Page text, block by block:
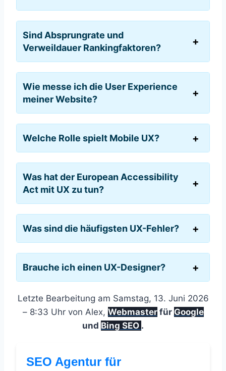
Sind Absprungrate und
Verweildauer Rankingfaktoren?
Wie messe ich die User Experience
meiner Website?
Welche Rolle spielt Mobile UX?
Was hat der European Accessibility
Act mit UX zu tun?
Was sind die häufigsten UX-Fehler?
Brauche ich einen UX-Designer?
Letzte Bearbeitung am Samstag, 13. Juni 2026
– 8:33 Uhr von Alex, Webmasterfür Google
und Bing SEO .
SEO Agentur für